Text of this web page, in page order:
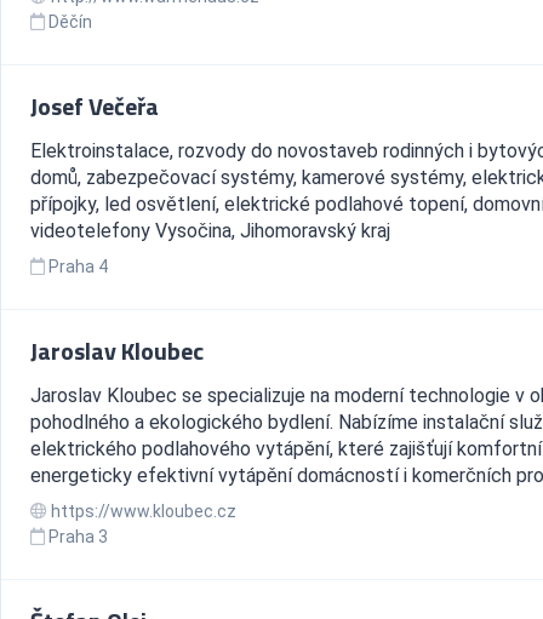
Děčín
Josef Večeřa
Elektroinstalace, rozvody do novostaveb rodinných i
domů, zabezpečovací systémy, kamerové systémy,
přípojky, led osvětlení, elektrické podlahové topení,
videotelefony Vysočina, Jihomoravský kraj
Praha 4
Jaroslav Kloubec
Jaroslav Kloubec se specializuje na moderní technologie v
pohodlného a ekologického bydlení. Nabízíme instalační
elektrického podlahového vytápění, které zajišťují
energeticky efektivní vytápění domácností i komerčních
https://www.kloubec.cz
Praha 3